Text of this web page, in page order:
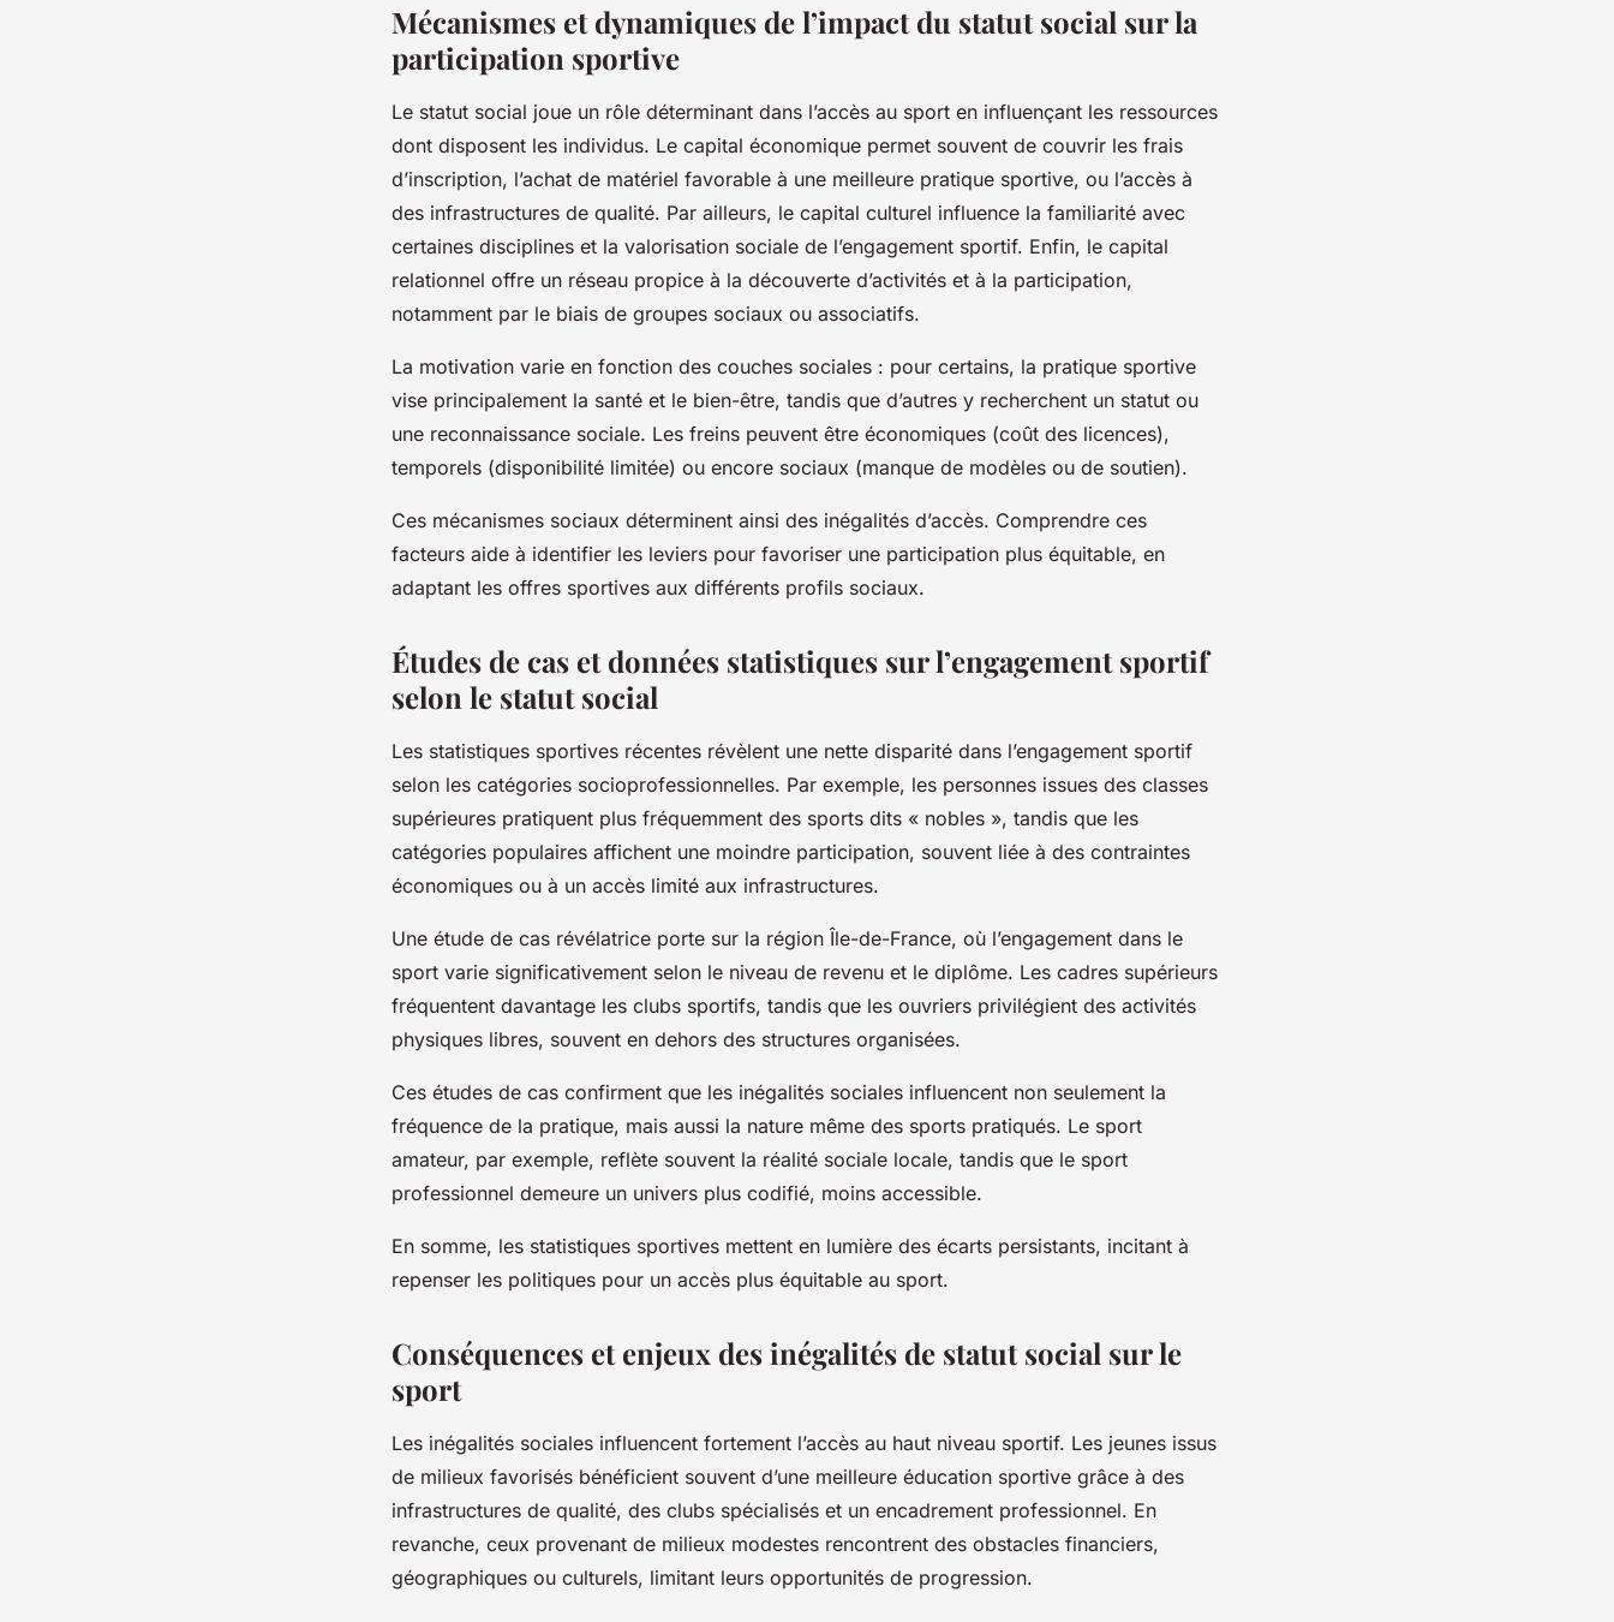
Mécanismes et dynamiques de l’impact du statut social sur la
participation sportive
Le statut social joue un rôle déterminant dans l’accès au sport en influençant les ressources
dont disposent les individus. Le capital économique permet souvent de couvrir les frais
d’inscription, l’achat de matériel favorable à une meilleure pratique sportive, ou l’accès à
des infrastructures de qualité. Par ailleurs, le capital culturel influence la familiarité avec
certaines disciplines et la valorisation sociale de l’engagement sportif. Enfin, le capital
relationnel offre un réseau propice à la découverte d’activités et à la participation,
notamment par le biais de groupes sociaux ou associatifs.
La motivation varie en fonction des couches sociales : pour certains, la pratique sportive
vise principalement la santé et le bien-être, tandis que d’autres y recherchent un statut ou
une reconnaissance sociale. Les freins peuvent être économiques (coût des licences),
temporels (disponibilité limitée) ou encore sociaux (manque de modèles ou de soutien).
Ces mécanismes sociaux déterminent ainsi des inégalités d’accès. Comprendre ces
facteurs aide à identifier les leviers pour favoriser une participation plus équitable, en
adaptant les offres sportives aux différents profils sociaux.
Études de cas et données statistiques sur l’engagement sportif
selon le statut social
Les statistiques sportives récentes révèlent une nette disparité dans l’engagement sportif
selon les catégories socioprofessionnelles. Par exemple, les personnes issues des classes
supérieures pratiquent plus fréquemment des sports dits « nobles », tandis que les
catégories populaires affichent une moindre participation, souvent liée à des contraintes
économiques ou à un accès limité aux infrastructures.
Une étude de cas révélatrice porte sur la région Île-de-France, où l’engagement dans le
sport varie significativement selon le niveau de revenu et le diplôme. Les cadres supérieurs
fréquentent davantage les clubs sportifs, tandis que les ouvriers privilégient des activités
physiques libres, souvent en dehors des structures organisées.
Ces études de cas confirment que les inégalités sociales influencent non seulement la
fréquence de la pratique, mais aussi la nature même des sports pratiqués. Le sport
amateur, par exemple, reflète souvent la réalité sociale locale, tandis que le sport
professionnel demeure un univers plus codifié, moins accessible.
En somme, les statistiques sportives mettent en lumière des écarts persistants, incitant à
repenser les politiques pour un accès plus équitable au sport.
Conséquences et enjeux des inégalités de statut social sur le
sport
Les inégalités sociales influencent fortement l’accès au haut niveau sportif. Les jeunes issus
de milieux favorisés bénéficient souvent d’une meilleure éducation sportive grâce à des
infrastructures de qualité, des clubs spécialisés et un encadrement professionnel. En
revanche, ceux provenant de milieux modestes rencontrent des obstacles financiers,
géographiques ou culturels, limitant leurs opportunités de progression.